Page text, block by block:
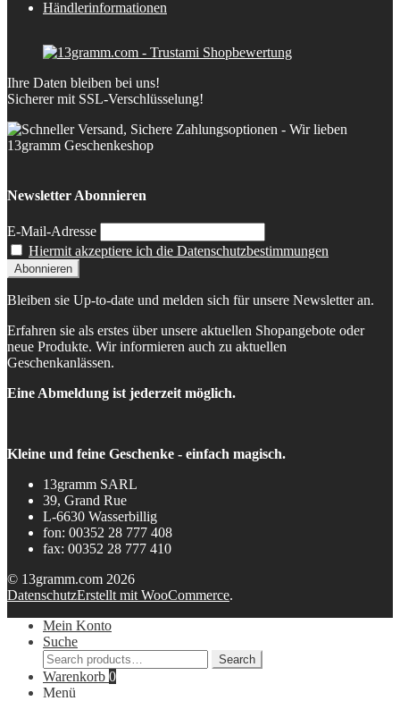
Händlerinformationen
Ihre Daten bleiben bei uns!
Sicherer mit SSL-Verschlüsselung!
Newsletter Abonnieren
E-Mail-Adresse
Hiermit akzeptiere ich die Datenschutzbestimmungen
Bleiben sie Up-to-date und melden sich für unsere Newsletter an.
Erfahren sie als erstes über unsere aktuellen Shopangebote oder
neue Produkte. Wir informieren auch zu aktuellen
Geschenkanlässen.
Eine Abmeldung ist jederzeit möglich.
Kleine und feine Geschenke - einfach magisch.
13gramm SARL
39, Grand Rue
L-6630 Wasserbillig
fon: 00352 28 777 408
fax: 00352 28 777 410
© 13gramm.com 2026
DatenschutzErstellt mit WooCommerce.
Mein Konto
Suche
Search
for:
Search
Warenkorb 0
Menü